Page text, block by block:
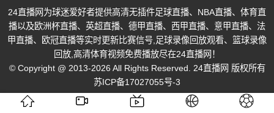
24直播网为球迷爱好者提供高清无插件足球直播、NBA直播、体育直
播以及欧洲杯直播、英超直播、德甲直播、西甲直播、意甲直播、法
甲直播、欧冠直播等实时更新比赛信号,足球录像回放观看、篮球录像
回放,高清体育视频免费播放尽在24直播网！
© Copyright @ 2013-2026 All Rights Reserved. 24直播网 版权所有
苏ICP备17027055号-3